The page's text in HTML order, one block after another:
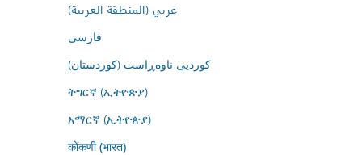
عربي (المنطقة العربية)
فارسى
کوردیی ناوەڕاست (کوردستان)
ትግርኛ (ኢትዮጵያ)
አማርኛ (ኢትዮጵያ)
कोंकणी (भारत)